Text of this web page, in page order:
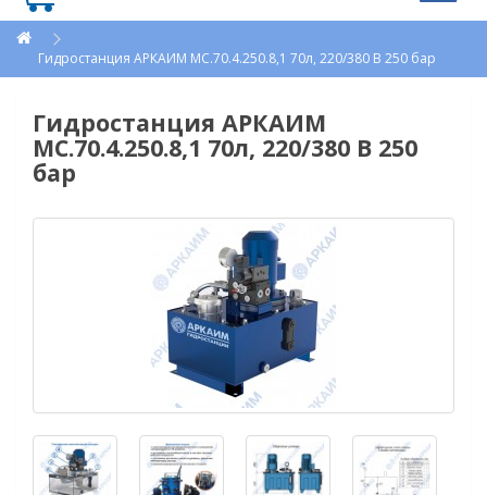
Гидростанция АРКАИМ МС.70.4.250.8,1 70л, 220/380 В 250 бар
Гидростанция АРКАИМ
МС.70.4.250.8,1 70л, 220/380 В 250
бар